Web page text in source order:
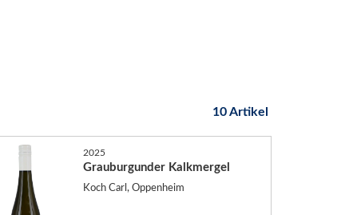
10 Artikel
2025
Grauburgunder Kalkmergel
Koch Carl, Oppenheim